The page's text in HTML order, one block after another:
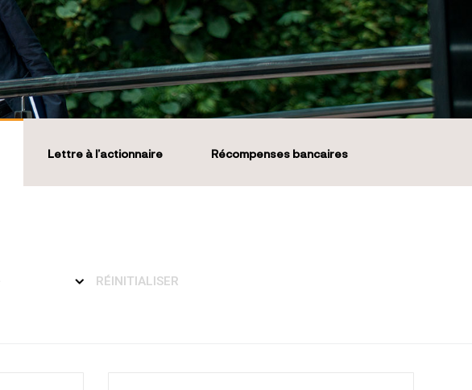
Lettre à l’actionnaire Récompenses bancaires
RÉINITIALISER